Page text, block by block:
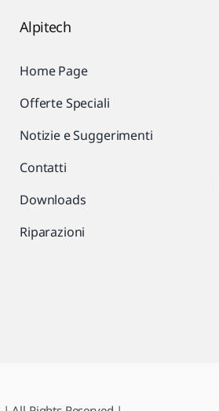
Alpitech
Home Page
Offerte Speciali
Notizie e Suggerimenti
Contatti
Downloads
Riparazioni